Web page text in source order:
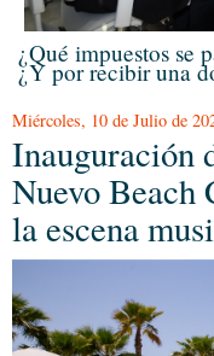
¿Qué impuestos se
¿Y por recibir una
Miércoles, 10 de Julio de
Nuevo Beach
la escena